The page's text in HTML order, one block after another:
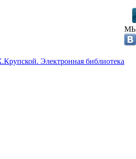
Электронная библиотека